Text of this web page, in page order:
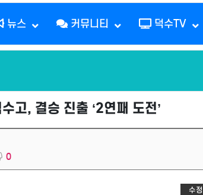
뉴스 커뮤니티 덕수TV
고, 결승 진출 ‘2연패 도전’
0
수정